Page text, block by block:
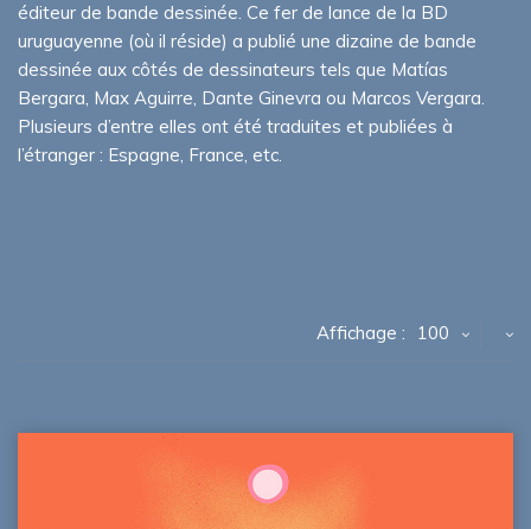
éditeur de bande dessinée. Ce fer de lance de la BD
uruguayenne (où il réside) a publié une dizaine de bande
dessinée aux côtés de dessinateurs tels que Matías
Bergara, Max Aguirre, Dante Ginevra ou Marcos Vergara.
Plusieurs d’entre elles ont été traduites et publiées à
l’étranger : Espagne, France, etc.
Affichage : 100